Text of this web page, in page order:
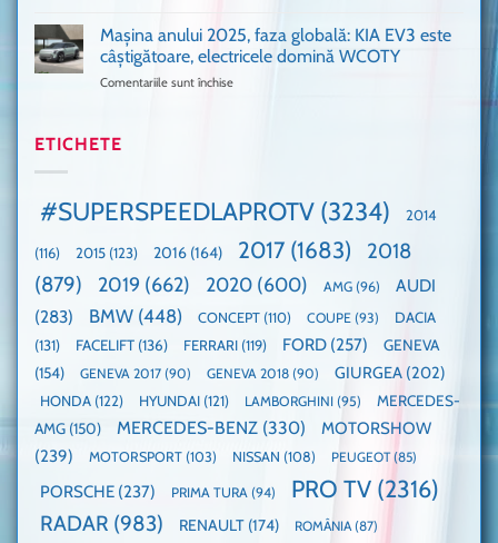
nevoie
de
umărul
cu
mai
mare
paradă
de
dube
911
GT3,
cea
pe
Nurburgring
Mașina anului 2025, faza globală: KIA EV3 este
câștigătoare, electricele domină WCOTY
Comentariile sunt închise
EV3
câștigătoare,
domină
WCOTY
ETICHETE
#SUPERSPEEDLAPROTV (3234) 2014
(116) 2015 (123) 2016 (164) 2017 (1683)
2018
(879)
2019 (662) 2020 (600) AMG (96)
AUDI
(283)
BMW (448) CONCEPT (110) COUPE (93)
DACIA
(131)
FACELIFT (136) FERRARI (119) FORD (257)
GENEVA
(154)
GENEVA 2017 (90) GENEVA 2018 (90) GIURGEA (202)
HONDA (122) HYUNDAI (121) LAMBORGHINI (95)
MERCEDES-
AMG (150) MERCEDES-BENZ (330)
MOTORSHOW
(239)
MOTORSPORT (103) NISSAN (108) PEUGEOT(85)
PORSCHE (237) PRIMA TURA (94) PRO TV (2316)
RADAR (983) RENAULT (174) ROMÂNIA (87)